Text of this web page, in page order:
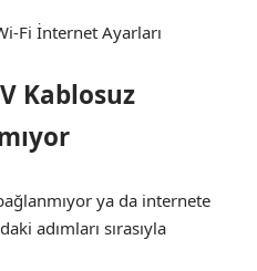
Kablosuz
ya da internete
adımları sırasıyla